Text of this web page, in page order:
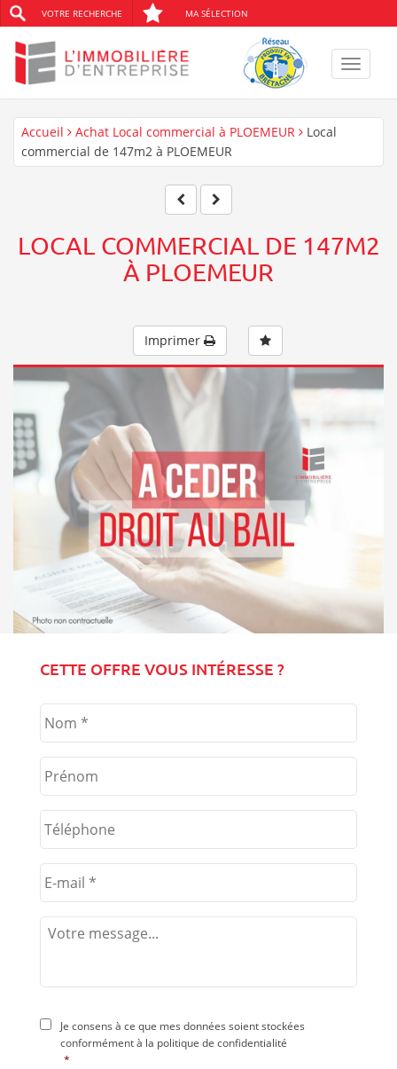
VOTRE RECHERCHE MA SÉLECTION
Toggle
Accueil Achat Local commercial à PLOEMEUR
Local
commercial de 147m2 à PLOEMEUR
LOCAL COMMERCIAL DE 147M2
À PLOEMEUR
Imprimer
CETTE OFFRE VOUS INTÉRESSE ?
Je consens à ce que mes données soient stockées
conformément à la politique de confidentialité
*